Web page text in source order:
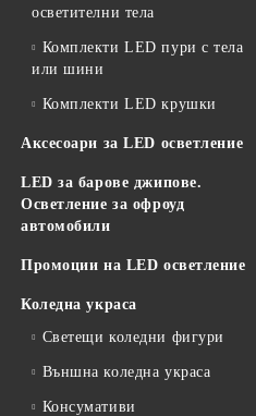
осветителни тела
Комплекти LED пури с тела
или шини
Комплекти LED крушки
Аксесоари за LED осветление
LED за барове джипове.
Осветление за офроуд
автомобили
Промоции на LED осветление
Коледна украса
Светещи коледни фигури
Външна коледна украса
Консумативи